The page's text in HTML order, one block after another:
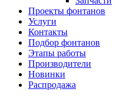
Проекты фонтанов
Услуги
Контакты
Подбор фонтанов
Этапы работы
Производители
Новинки
Распродажа